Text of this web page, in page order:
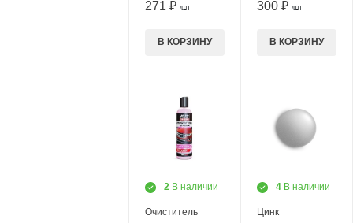
271 ₽ /ШТ
В КОРЗИНУ
300 ₽ /ШТ
В КОРЗИНУ
2 В наличии
Очиститель
4 В наличии
Цинк